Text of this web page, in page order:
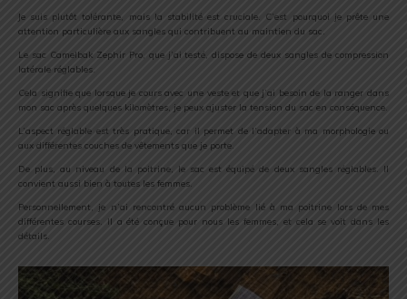
Je suis plutôt tolérante, mais la stabilité est cruciale. C’est pourquoi je prête une
attention particulière aux sangles qui contribuent au maintien du sac.
Le sac Camelbak Zephir Pro, que j’ai testé, dispose de deux sangles de compression
latérale réglables.
Cela signifie que lorsque je cours avec une veste et que j’ai besoin de la ranger dans
mon sac après quelques kilomètres, je peux ajuster la tension du sac en conséquence.
L’aspect réglable est très pratique, car il permet de l’adapter à ma morphologie ou
aux différentes couches de vêtements que je porte.
De plus, au niveau de la poitrine, le sac est équipé de deux sangles réglables. Il
convient aussi bien à toutes les femmes.
Personnellement, je n’ai rencontré aucun problème lié à ma poitrine lors de mes
différentes courses. Il a été conçue pour nous les femmes, et cela se voit dans les
détails.